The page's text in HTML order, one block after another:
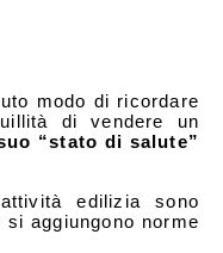
modo di ricordare
di vendere un
“stato di salute”
edilizia sono
aggiungono norme